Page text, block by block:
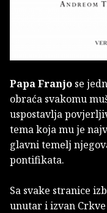
Papa Franjo se
obraća svakomu
uspostavlja
tema koja mu je
glavni temelj
pontifikata.
Sa svake stranice
unutar i izvan